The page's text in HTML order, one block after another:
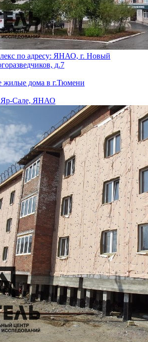
по адресу: ЯНАО, г. Новый
д.7
жилые дома в г.Тюмени
Яр-Сале, ЯНАО